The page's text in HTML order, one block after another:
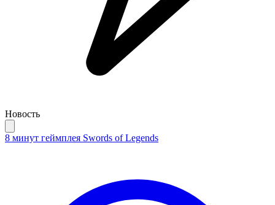
Новость
8 минут геймплея Swords of Legends